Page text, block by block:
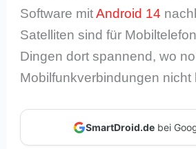
Software mitAndroid 14
Satelliten sind für
Dingen dort spannend, wo
Mobilfunkverbindungen nicht
SmartDroid.debei